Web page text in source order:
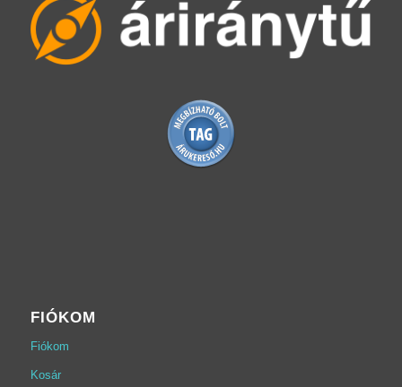
FIÓKOM
Fiókom
Kosár